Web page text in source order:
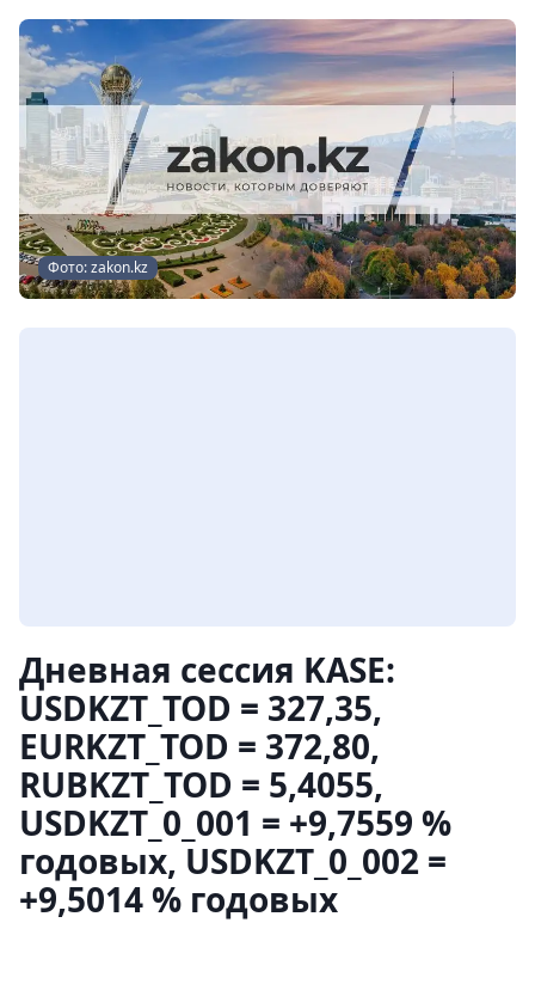
Фото: zakon.kz
Дневная сессия KASE:
USDKZT_TOD = 327,35,
EURKZT_TOD = 372,80,
RUBKZT_TOD = 5,4055,
USDKZT_0_001 = +9,7559 %
годовых, USDKZT_0_002 =
+9,5014 % годовых